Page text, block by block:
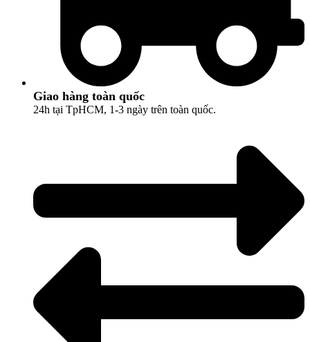
Giao hàng toàn quốc
24h tại TpHCM, 1-3 ngày trên toàn quốc.